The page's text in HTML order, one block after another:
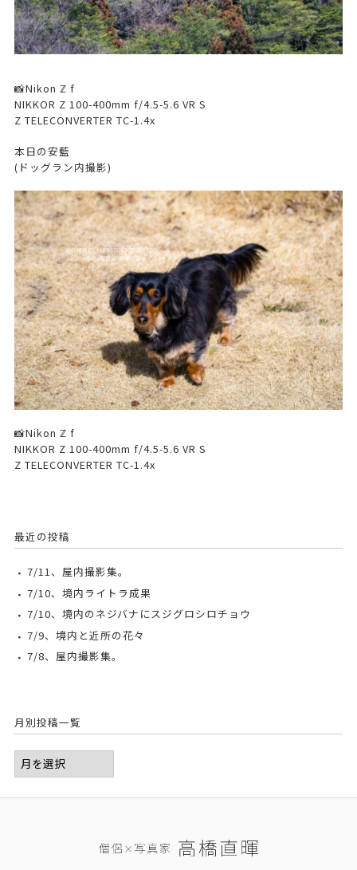
📸Nikon ℤ f
NIKKOR Z 100-400mm f/4.5-5.6 VR S
Z TELECONVERTER TC-1.4x
本日の安藍
(ドッグラン内撮影)
📸Nikon ℤ f
NIKKOR Z 100-400mm f/4.5-5.6 VR S
Z TELECONVERTER TC-1.4x
最近の投稿
7/11、屋内撮影集。
7/10、境内ライトラ成果
7/10、境内のネジバナにスジグロシロチョウ
7/9、境内と近所の花々
7/8、屋内撮影集。
月別投稿一覧